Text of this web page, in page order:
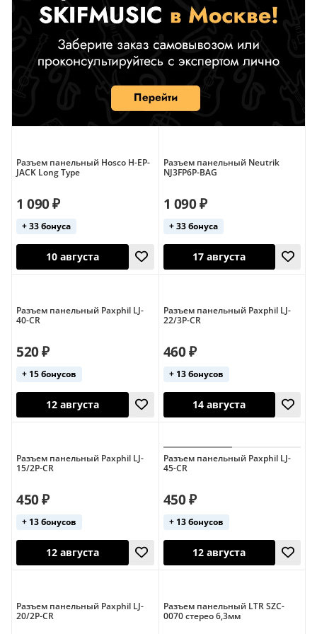
Разъем панельный Hosco H-EP-
JACK Long Type
1 090 ₽
+ 33 бонуса
10 августа
Разъем панельный Neutrik
NJ3FP6P-BAG
1 090 ₽
+ 33 бонуса
17 августа
Разъем панельный Paxphil LJ-
40-CR
520 ₽
+ 15 бонусов
12 августа
Разъем панельный Paxphil LJ-
22/3P-CR
460 ₽
+ 13 бонусов
14 августа
Разъем панельный Paxphil LJ-
15/2P-CR
450 ₽
+ 13 бонусов
Разъем панельный Paxphil LJ-
45-CR
450 ₽
+ 13 бонусов
Разъем панельный Paxphil LJ-
20/2P-CR
Разъем панельный LTR SZC-
0070 стерео 6,3мм